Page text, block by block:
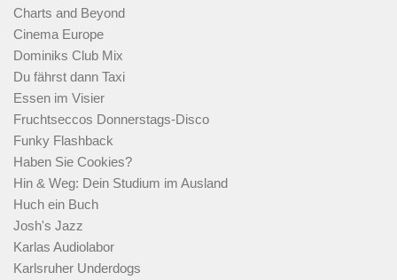
Charts and Beyond
Cinema Europe
Dominiks Club Mix
Du fährst dann Taxi
Essen im Visier
Fruchtseccos Donnerstags-Disco
Funky Flashback
Haben Sie Cookies?
Hin & Weg: Dein Studium im Ausland
Huch ein Buch
Josh's Jazz
Karlas Audiolabor
Karlsruher Underdogs